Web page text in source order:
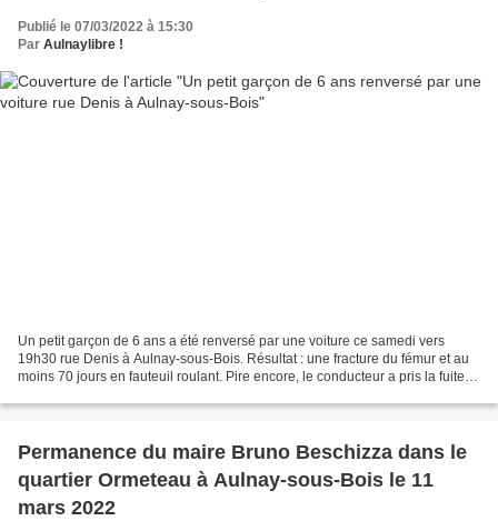
Publié le 07/03/2022 à 15:30
Par Aulnaylibre !
Un petit garçon de 6 ans a été renversé par une voiture ce samedi vers
19h30 rue Denis à Aulnay-sous-Bois. Résultat : une fracture du fémur et au
moins 70 jours en fauteuil roulant. Pire encore, le conducteur a pris la fuite. Il
Permanence du maire Bruno Beschizza dans le
quartier Ormeteau à Aulnay-sous-Bois le 11
mars 2022